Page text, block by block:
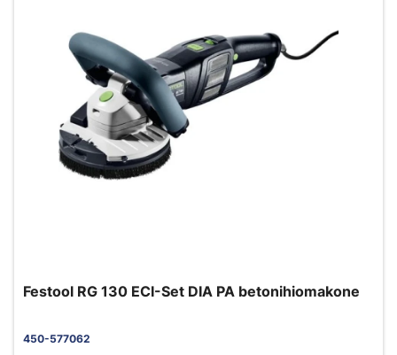
Festool RG 130 ECI-Set DIA PA betonihiomakone
450-577062